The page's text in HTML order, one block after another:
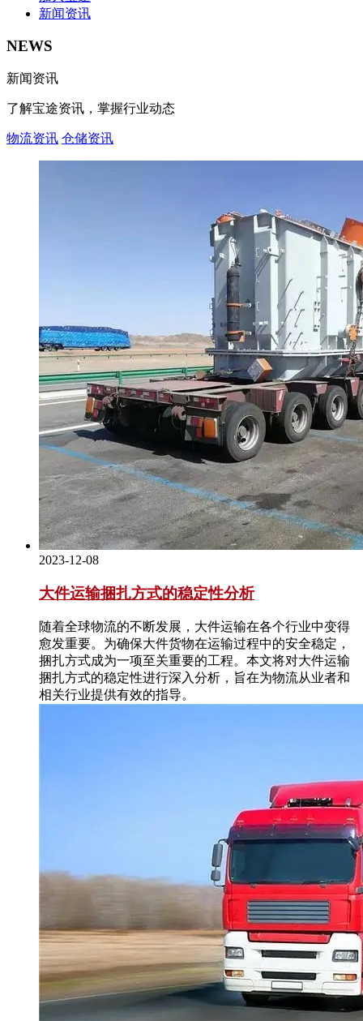
新闻资讯
NEWS
新闻资讯
了解宝途资讯，掌握行业动态
物流资讯 仓储资讯
2023-12-08
大件运输捆扎方式的稳定性分析
随着全球物流的不断发展，大件运输在各个行业中变得
愈发重要。为确保大件货物在运输过程中的安全稳定，
捆扎方式成为一项至关重要的工程。本文将对大件运输
捆扎方式的稳定性进行深入分析，旨在为物流从业者和
相关行业提供有效的指导。